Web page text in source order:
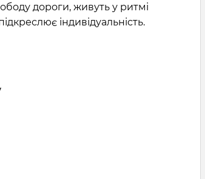
дороги, живуть у ритмі
індивідуальність.